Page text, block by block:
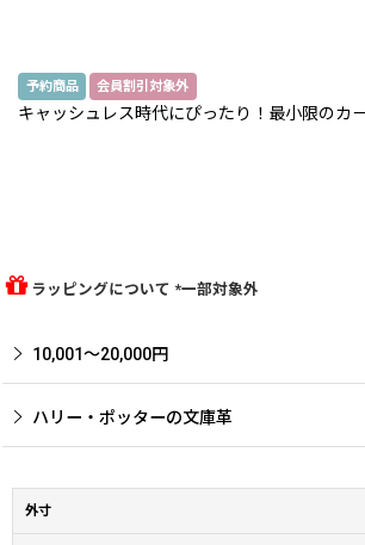
予約商品 会員割引対象外
キャッシュレス時代にぴったり！最小限のカ
ラッピングについて *一部対象外
10,001〜20,000円
ハリー・ポッターの文庫革
外寸